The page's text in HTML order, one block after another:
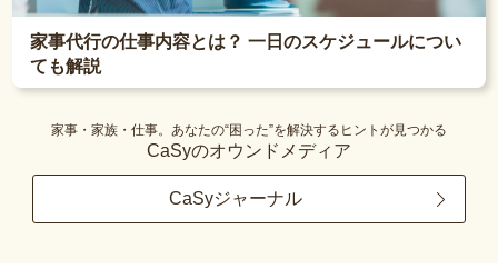
家事代行の仕事内容とは？ 一日のスケジュールについ
ても解説
家事・家族・仕事。あなたの“困った”を解決するヒントが見つかる
CaSyのオウンドメディア
CaSyジャーナル